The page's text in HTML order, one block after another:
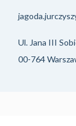
Ul. Jana III
00-764